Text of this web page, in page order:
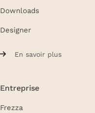
Downloads
Designer
En savoir plus
Entreprise
Frezza